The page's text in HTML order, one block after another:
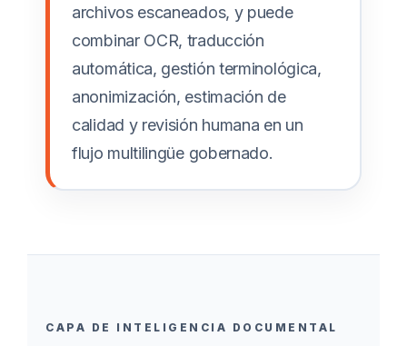
archivos escaneados, y puede
combinar OCR, traducción
automática, gestión terminológica,
anonimización, estimación de
calidad y revisión humana en un
flujo multilingüe gobernado.
CAPA DE INTELIGENCIA DOCUMENTAL